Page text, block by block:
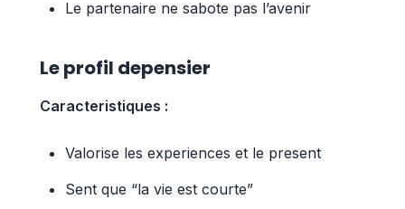
Le partenaire ne sabote pas l’avenir
Le profil depensier
Caracteristiques :
Valorise les experiences et le present
Sent que “la vie est courte”